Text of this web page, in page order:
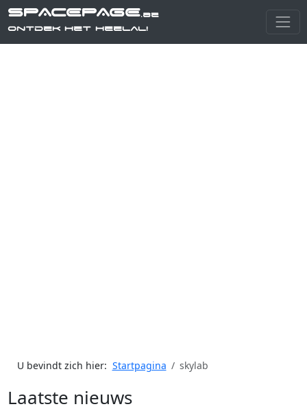
SPACEPAGE.be
Ontdek het heelal!
U bevindt zich hier: Startpagina skylab
Laatste nieuws